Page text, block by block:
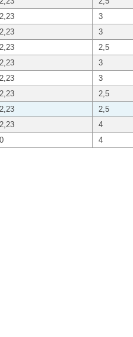
3
3
2,5
3
3
2,5
2,5
4
4